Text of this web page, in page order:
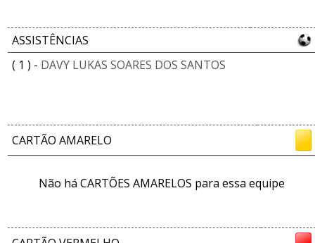
ASSISTÊNCIAS
( 1 ) - DAVY LUKAS SOARES DOS SANTOS
CARTÃO AMARELO
Não há CARTÕES AMARELOS para essa equipe